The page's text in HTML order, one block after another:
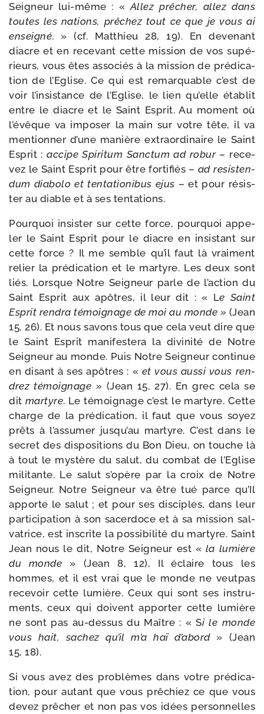
Seigneur lui-​même : «Allez prê­cher, allez dans
toutes les nations, prê­chez tout ce que je vous ai
ensei­gné. » (cf. Matthieu 28, 19). En deve­nant
diacre et en rece­vant cette mis­sion de vos supé­
rieurs, vous êtes asso­ciés à la mis­sion de pré­di­ca­
tion de l’Eglise. Ce qui est remar­quable c’est de
voir l’insistance de l’Eglise, le lien qu’elle éta­blit
entre le diacre et le Saint Esprit. Au moment où
l’évêque va impo­ser la main sur votre tête, il va
men­tion­ner d’une manière extra­or­di­naire le Saint
Esprit : accipe Spiritum Sanctum ad robur– rece­
vez le Saint Esprit pour être for­ti­fiés – ad resis­ten­
dum dia­bo­lo et ten­ta­tio­ni­bus ejus – et pour résis­
ter au diable et à ses tentations.
Pourquoi insis­ter sur cette force, pour­quoi appe­
ler le Saint Esprit pour le diacre en insis­tant sur
cette force ? Il me semble qu’il faut là vrai­ment
relier la pré­di­ca­tion et le mar­tyre. Les deux sont
liés. Lorsque Notre Seigneur parle de l’action du
Saint Esprit aux apôtres, il leur dit : « Le Saint
Esprit ren­dra témoi­gnage de moi au monde » (Jean
15, 26). Et nous savons tous que cela veut dire que
le Saint Esprit mani­fes­te­ra la divi­ni­té de Notre
Seigneur au monde. Puis Notre Seigneur conti­nue
en disant à ses apôtres : « et vous aus­si vous ren­
drez témoi­gnage » (Jean 15, 27). En grec cela se
dit mar­tyre. Le témoi­gnage c’est le mar­tyre. Cette
charge de la pré­di­ca­tion, il faut que vous soyez
prêts à l’assumer jusqu’au mar­tyre. C’est dans le
secret des dis­po­si­tions du Bon Dieu, on touche là
à tout le mys­tère du salut, du com­bat de l’Eglise
mili­tante. Le salut s’opère par la croix de Notre
Seigneur. Notre Seigneur va être tué parce qu’Il
apporte le salut ; et pour ses dis­ciples, dans leur
par­ti­ci­pa­tion à son sacer­doce et à sa mis­sion sal­
va­trice, est ins­crite la pos­si­bi­li­té du mar­tyre. Saint
Jean nous le dit, Notre Seigneur est « la lumière
du monde » (Jean 8, 12), Il éclaire tous les
hommes, et il est vrai que le monde ne veut­pas
rece­voir cette lumière. Ceux qui sont ses ins­tru­
ments, ceux qui doivent appor­ter cette lumière
ne sont pas au-​dessus du Maître : « Si le monde
vous hait, sachez qu’il m’a haï d’abord» (Jean
15, 18).
Si vous avez des pro­blèmes dans votre pré­di­ca­
tion, pour autant que vous prê­chiez ce que vous
devez prê­cher et non pas vos idées per­son­nelles